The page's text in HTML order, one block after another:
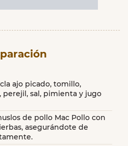
ajo picado, tomillo,
perejil, sal, pimienta y jugo
de pollo Mac Pollo con
asegurándote de